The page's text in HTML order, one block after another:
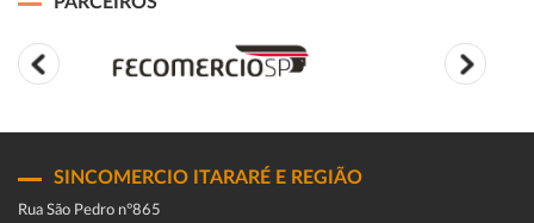
SINCOMERCIO ITARARÉ E REGIÃO
Rua São Pedro n°865